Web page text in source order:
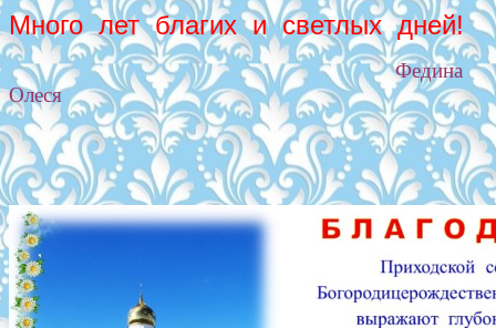
Много лет благих и светлых дней!
Федина
Олеся